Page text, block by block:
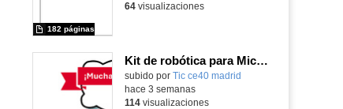
182 páginas
64visualizaciones
Kit de robótica para Micro:Bit
Contenido educativo.
subido por Tic ce40 madrid
hace 3 semanas
114visualizaciones